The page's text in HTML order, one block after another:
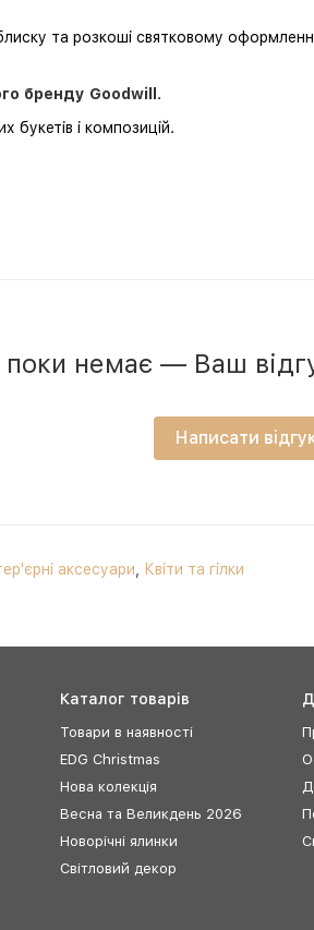
та розкоші святковому
бренду Goodwill .
букетів і композицій.
поки немає — Ваш
Написати
аксесуари Квіти та гілки
Каталог товарів
Товари в наявності
EDG Christmas
Нова колекція
Весна та Великдень 2026
Новорічні ялинки
Світловий декор